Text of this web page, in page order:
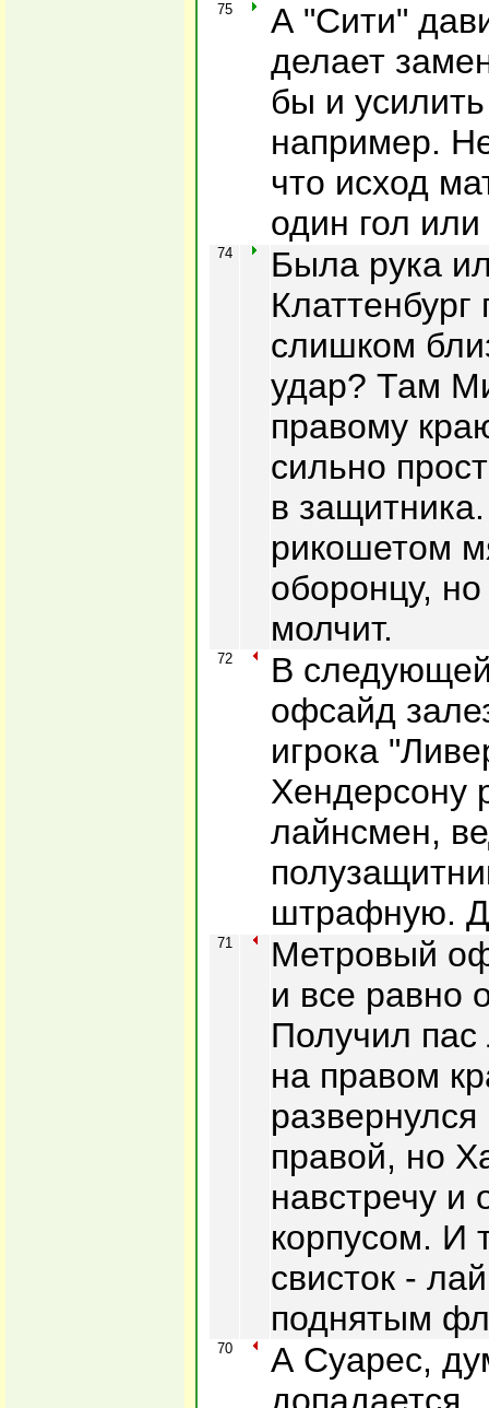
75
А "Сити"
делает
бы и
например.
что исход
один гол
74
Была рука
Клаттенбург
слишком
удар? Там
правому
сильно
в
рикошетом
оборонцу, но
молчит.
72
В
офсайд
игрока
Хендерсону
лайнсмен,
штрафную.
71
Метровый
и все равно
Получил пас
на правом
правой, но
навстречу и
корпусом. И
свисток -
поднятым
70
А Суарес,